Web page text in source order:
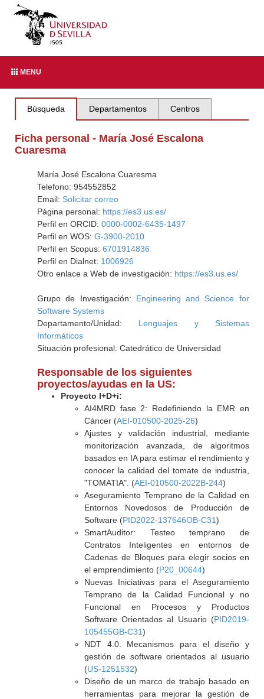
MENU
Búsqueda Departamentos Centros
Ficha personal - María José Escalona
Cuaresma
María José Escalona Cuaresma
Telefono: 954552852
Email: Solicitar correo
Página personal: https://es3.us.es/
Perfil en ORCID: 0000-0002-6435-1497
Perfil en WOS: G-3900-2010
Perfil en Scopus: 6701914836
Perfil en Dialnet: 1006926
Otro enlace a Web de investigación: https://es3.us.es/
Grupo de Investigación: Engineering and Science for
Software Systems
Departamento/Unidad: Lenguajes y Sistemas
Informáticos
Situación profesional: Catedrático de Universidad
Responsable de los siguientes
proyectos/ayudas en la US:
Proyecto I+D+i:
AI4MRD fase 2: Redefiniendo la EMR en
Cáncer (AEI-010500-2025-26)
Ajustes y validación industrial, mediante
monitorización avanzada, de algoritmos
basados en IA para estimar el rendimiento y
conocer la calidad del tomate de industria,
"TOMATIA". (AEI-010500-2022B-244)
Aseguramiento Temprano de la Calidad en
Entornos Novedosos de Producción de
Software (PID2022-137646OB-C31)
SmartAuditor: Testeo temprano de
Contratos Inteligentes en entornos de
Cadenas de Bloques para elegir socios en
el emprendimiento (P20_00644)
Nuevas Iniciativas para el Aseguramiento
Temprano de la Calidad Funcional y no
Funcional en Procesos y Productos
Software Orientados al Usuario (PID2019-
105455GB-C31)
NDT 4.0. Mecanismos para el diseño y
gestión de software orientados al usuario
(US-1251532)
Diseño de un marco de trabajo basado en
herramientas para mejorar la gestión de